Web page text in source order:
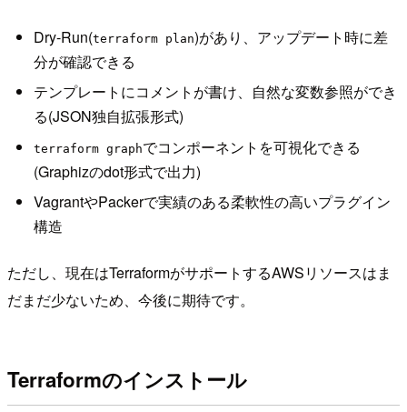
Dry-Run(terraform plan)があり、アップデート時に差
分が確認できる
テンプレートにコメントが書け、自然な変数参照ができ
る(JSON独自拡張形式)
terraform graphでコンポーネントを可視化できる
(Graphizのdot形式で出力)
VagrantやPackerで実績のある柔軟性の高いプラグイン
構造
ただし、現在はTerraformがサポートするAWSリソースはま
だまだ少ないため、今後に期待です。
Terraformのインストール